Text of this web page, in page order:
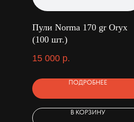
Пули Norma 170 gr Oryx
(100 шт.)
15 000 р.
ПОДРОБНЕЕ
В КОРЗИНУ